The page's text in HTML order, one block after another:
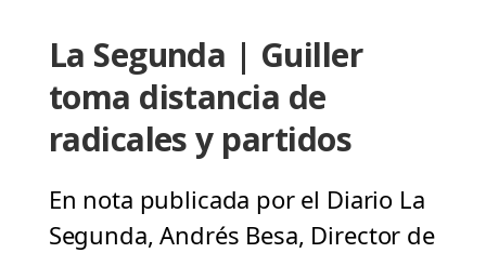
La Segunda | Guiller
toma distancia de
radicales y partidos
En nota publicada por el Diario La
Segunda, Andrés Besa, Director de